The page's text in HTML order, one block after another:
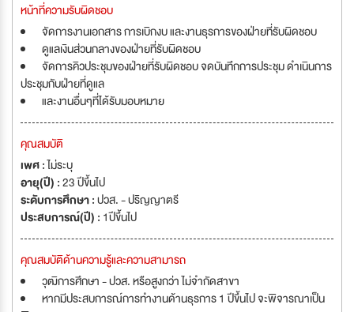
หน้าที่ความรับผิดชอบ
จัดการงานเอกสาร การเบิกงบ และงานธุรการของฝ่ายที่รับผิดชอบ
ดูแลเงินส่วนกลางของฝ่ายที่รับผิดชอบ
จัดการคิวประชุมของฝ่ายที่รับผิดชอบ จดบันทึกการประชุม ดำเนินการ
ประชุมกับฝ่ายที่ดูแล
และงานอื่นๆที่ได้รับมอบหมาย
คุณสมบัติ
เพศ :ไม่ระบุ
อายุ(ปี) :23 ปีขึ้นไป
ระดับการศึกษา :ปวส. - ปริญญาตรี
ประสบการณ์(ปี) : 1ปีขึ้นไป
คุณสมบัติด้านความรู้และความสามารถ
วุฒิการศึกษา - ปวส. หรือสูงกว่า ไม่จำกัดสาขา
หากมีประสบการณ์การทำงานด้านธุรการ 1 ปีขึ้นไป จะพิจารณาเป็น